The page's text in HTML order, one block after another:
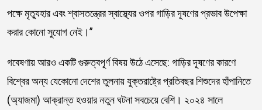
পক্ষে মৃত্যুহার এবং শ্বাসতন্ত্রের স্বাস্থ্যের ওপর গাড়ির দূষণের প্রভাব উপেক্ষা
করার কোনো সুযোগ নেই।”
গবেষণায় আরও একটি গুরুত্বপূর্ণ বিষয় উঠে এসেছে: গাড়ির দূষণের কারণে
বিশ্বের অন্য যেকোনো দেশের তুলনায় যুক্তরাষ্ট্রে প্রতিবছর শিশুদের হাঁপানিতে
(অ্যাজমা) আক্রান্ত হওয়ার নতুন ঘটনা সবচেয়ে বেশি। ২০২৪ সালে